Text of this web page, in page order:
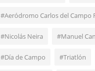
#Aeródromo Carlos del Campo
#Nicolás Neira #Manuel
#Día de Campo #Triatlón